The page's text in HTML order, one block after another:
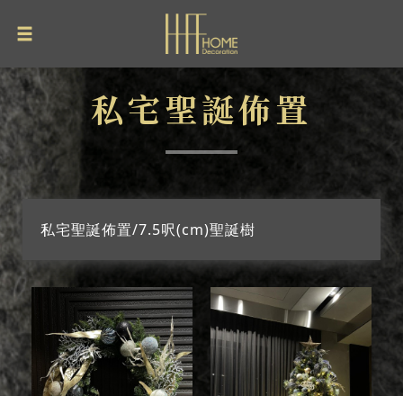
私宅聖誕佈置
私宅聖誕佈置/7.5呎(cm)聖誕樹